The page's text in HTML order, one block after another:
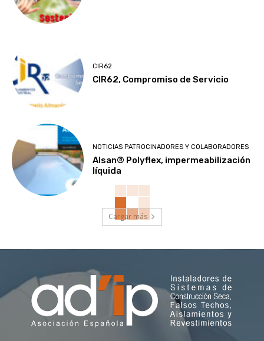
CIR62
CIR62, Compromiso de Servicio
NOTICIAS PATROCINADORES Y COLABORADORES
Alsan® Polyflex, impermeabilización
líquida
Cargar más